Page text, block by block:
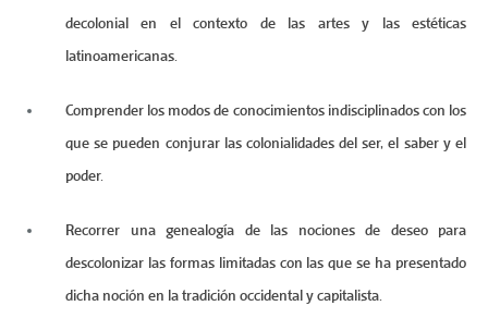
decolonial en el contexto de las artes y las estéticas
latinoamericanas.
Comprender los modos de conocimientos indisciplinados con los
que se pueden conjurar las colonialidades del ser, el saber y el
poder.
Recorrer una genealogía de las nociones de deseo para
descolonizar las formas limitadas con las que se ha presentado
dicha noción en la tradición occidental y capitalista.